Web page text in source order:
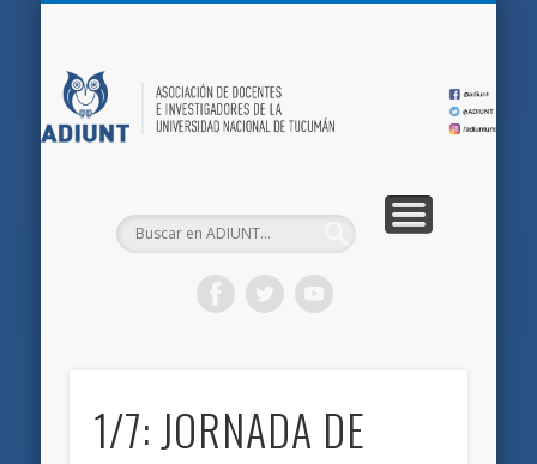
1/7: JORNADA DE